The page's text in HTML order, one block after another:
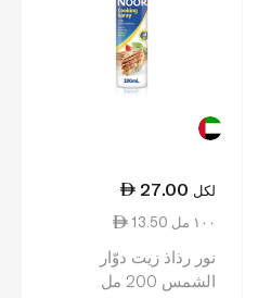
27.00 لكل
13.50 ١٠٠ مل
نور رذاذ زيت دوّار
الشمس 200 مل